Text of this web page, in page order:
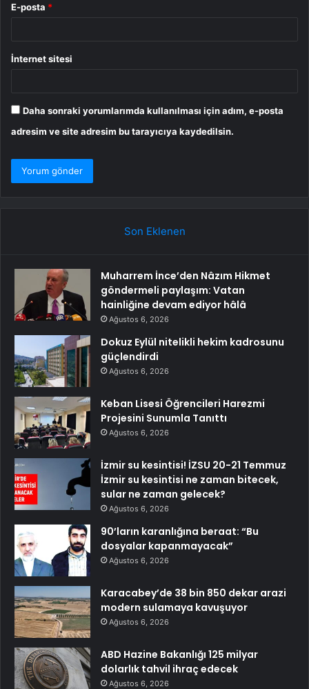
E-posta *
İnternet sitesi
Daha sonraki yorumlarımda kullanılması için adım, e-posta
adresim ve site adresim bu tarayıcıya kaydedilsin.
Son Eklenen
Muharrem İnce’den Nâzım Hikmet
göndermeli paylaşım: Vatan
hainliğine devam ediyor hâlâ
Ağustos 6, 2026
Dokuz Eylül nitelikli hekim kadrosunu
güçlendirdi
Ağustos 6, 2026
Keban Lisesi Öğrencileri Harezmi
Projesini Sunumla Tanıttı
Ağustos 6, 2026
İzmir su kesintisi! İZSU 20-21 Temmuz
İzmir su kesintisi ne zaman bitecek,
sular ne zaman gelecek?
Ağustos 6, 2026
90’ların karanlığına beraat: “Bu
dosyalar kapanmayacak”
Ağustos 6, 2026
Karacabey’de 38 bin 850 dekar arazi
modern sulamaya kavuşuyor
Ağustos 6, 2026
ABD Hazine Bakanlığı 125 milyar
dolarlık tahvil ihraç edecek
Ağustos 6, 2026